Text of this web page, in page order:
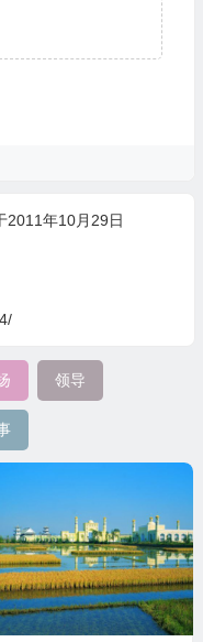
2011年10月29日
领导